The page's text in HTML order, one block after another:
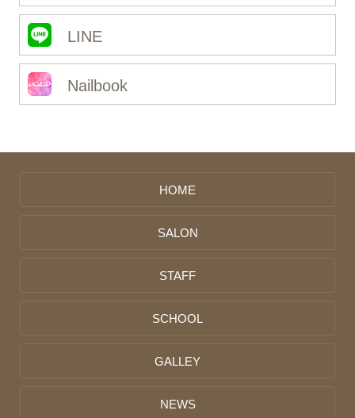
LINE
Nailbook
HOME
SALON
STAFF
SCHOOL
GALLEY
NEWS